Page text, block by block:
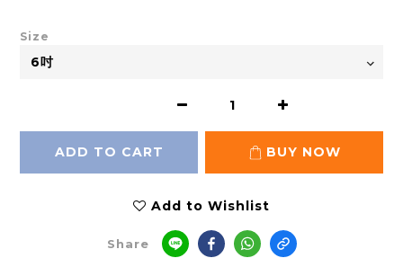
Size
ADD TO CART BUY NOW
Add to Wishlist
Share